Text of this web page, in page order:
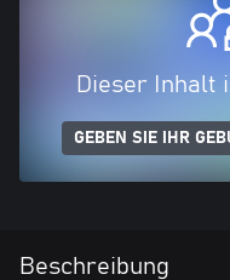
Dieser Inhalt
GEBEN SIE IHR
Beschreibung